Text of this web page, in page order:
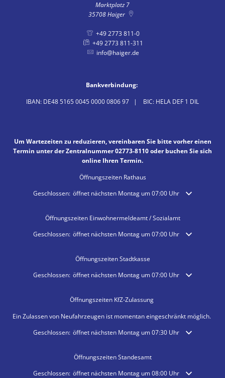
Marktplatz 7
35708 Haiger
+49 2773 811-0
+49 2773 811-311
info@haiger.de
Bankverbindung:
IBAN: DE48 5165 0045 0000 0806 97 | BIC: HELA DEF 1 DIL
Um Wartezeiten zu reduzieren, vereinbaren Sie bitte vorher einen
Termin unter der Zentralnummer 02773-8110 oder buchen Sie sich
online Ihren Termin.
Öffnungszeiten Rathaus
Klicken, um weitere Öffnungs- oder Schließzeiten auszublenden
Geschlossen: öffnet nächsten Montag um 07:00 Uhr
Öffnungszeiten Einwohnermeldeamt / Sozialamt
Klicken, um weitere Öffnungs- oder Schließzeiten auszublenden
Geschlossen: öffnet nächsten Montag um 07:00 Uhr
Öffnungszeiten Stadtkasse
Klicken, um weitere Öffnungs- oder Schließzeiten auszublenden
Geschlossen: öffnet nächsten Montag um 07:00 Uhr
Öffnungszeiten KfZ-Zulassung
Ein Zulassen von Neufahrzeugen ist momentan eingeschränkt möglich.
Klicken, um weitere Öffnungs- oder Schließzeiten auszublenden
Geschlossen: öffnet nächsten Montag um 07:30 Uhr
Öffnungszeiten Standesamt
Klicken, um weitere Öffnungs- oder Schließzeiten auszublenden
Geschlossen: öffnet nächsten Montag um 08:00 Uhr